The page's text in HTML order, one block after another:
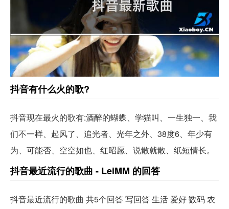
抖音有什么火的歌?
抖音现在最火的歌有:酒醉的蝴蝶、学猫叫、一生独一、我
们不一样、起风了、追光者、光年之外、38度6、年少有
为、可能否、空空如也、红昭愿、说散就散、纸短情长。
抖音最近流行的歌曲 - LeiMM 的回答
抖音最近流行的歌曲 共5个回答 写回答 生活 爱好 数码 农